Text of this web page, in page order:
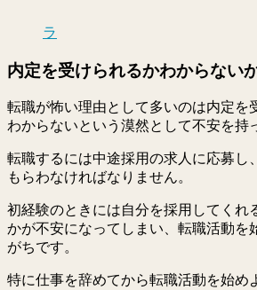
ラ
内定を受けられるかわからない
転職が怖い理由として多いのは内定を
わからないという漠然として不安を持
転職するには中途採用の求人に応募し
もらわなければなりません。
初経験のときには自分を採用してくれ
かが不安になってしまい、転職活動を
がちです。
特に仕事を辞めてから転職活動を始め